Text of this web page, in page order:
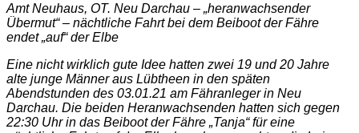
Amt Neuhaus, OT. Neu Darchau – „heranwachsender
Übermut“ – nächtliche Fahrt bei dem Beiboot der Fähre
endet „auf“ der Elbe
Eine nicht wirklich gute Idee hatten zwei 19 und 20 Jahre
alte junge Männer aus Lübtheen in den späten
Abendstunden des 03.01.21 am Fähranleger in Neu
Darchau. Die beiden Heranwachsenden hatten sich gegen
22:30 Uhr in das Beiboot der Fähre „Tanja“ für eine